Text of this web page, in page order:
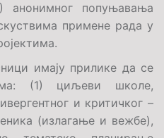
анонимног попуњавања
примене рада у
имају прилике да се
(1) циљеви школе,
и критичког –
(излагање и вежбе),